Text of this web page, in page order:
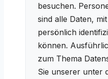
besuchen.
sind alle Daten,
persönlich
können.
zum Thema
Sie unserer unter